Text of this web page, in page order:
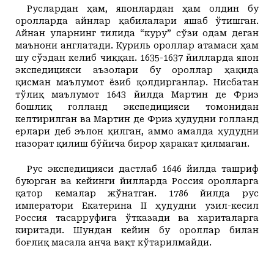
Руслардан ҳам, японлардан ҳам олдин бу
ороллардаайнлар қабилалари яшаб ўтишган.
Айнан уларнинг тилида “куру” сўзи одам деган
маънони англатади. Куриль ороллар атамаси ҳам
шу сўздан келиб чиққан. 1635-1637 йилларда япон
экспедицияси аъзолари бу ороллар ҳақида
қисман маълумот ёзиб қолдирганлар. Нисбатан
тўлиқ маълумот 1643 йилда Мартин де Фриз
бошлиқ голланд экспедицияси томонидан
келтирилган ва Мартин де Фриз ҳудудни голланд
ерлари деб эълон қилган, аммо амалда ҳудудни
назорат қилиш бўйича бирор ҳаракат қилмаган.
Рус экспедицияси дастлаб 1646 йилда ташриф
буюрган ва кейинги йилларда Россия оролларга
қатор кемалар жўнатган. 1786 йилда рус
императори Екатерина II ҳудудни узил-кесил
Россия тасарруфига ўтказади ва хариталарга
киритади. Шундан кейин бу ороллар билан
боғлиқ масала анча вақт кўтарилмайди.